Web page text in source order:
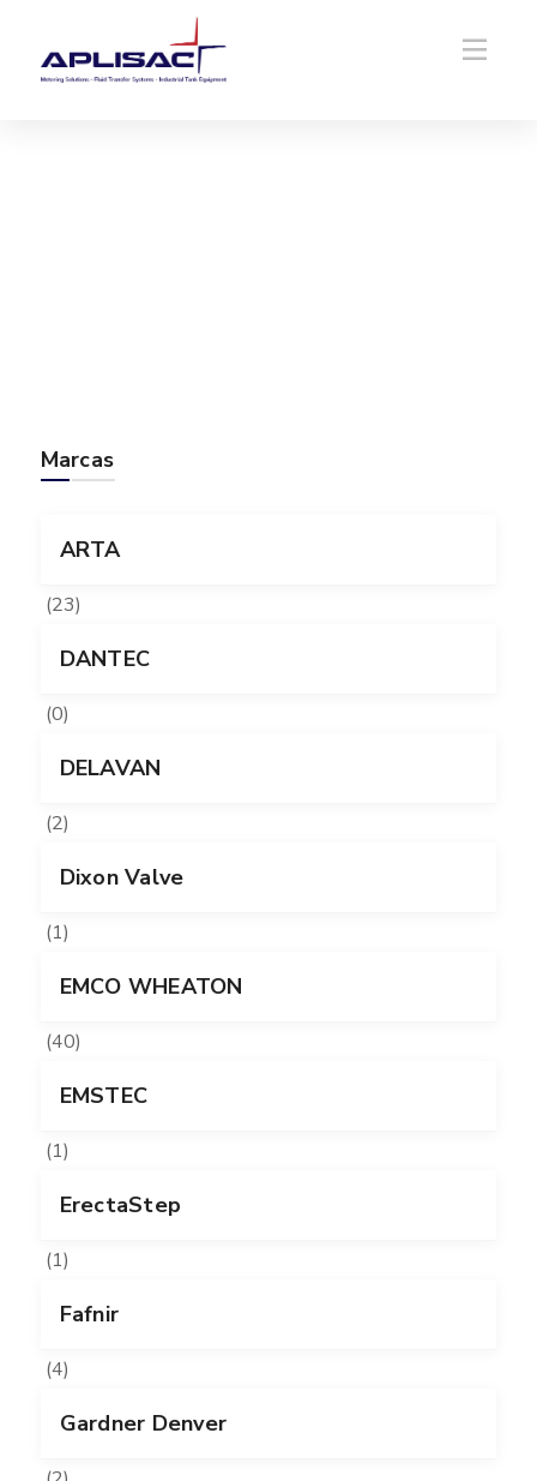
Marcas
ARTA
(23)
DANTEC
(0)
DELAVAN
(2)
Dixon Valve
(1)
EMCO WHEATON
(40)
EMSTEC
(1)
ErectaStep
(1)
Fafnir
(4)
Gardner Denver